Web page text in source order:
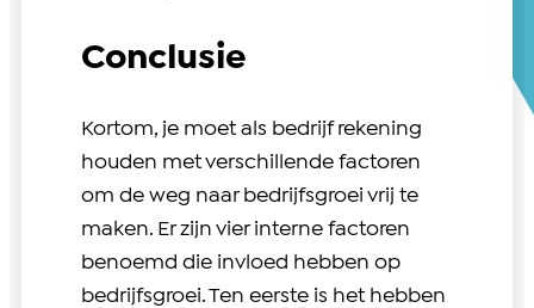
Conclusie
Kortom, je moet als bedrijf rekening
houden met verschillende factoren
om de weg naar bedrijfsgroei vrij te
maken. Er zijn vier interne factoren
benoemd die invloed hebben op
bedrijfsgroei. Ten eerste is het hebben